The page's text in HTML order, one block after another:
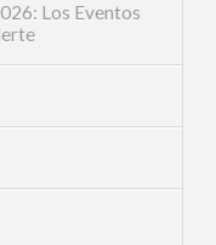
Los Eventos